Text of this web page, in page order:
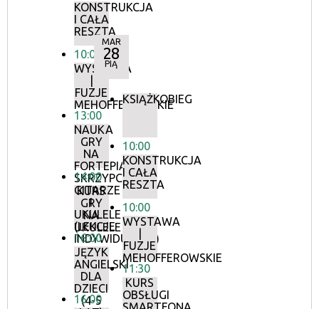
KONSTRUKCJA
I CAŁA
RESZTA
10:00
WYSTAWA
FUZJE
MEHOFFEROWSKIE
13:00
NAUKA
GRY
NA
FORTEPIANIE,
SKRZYPCACH,
GITARZE
I
UKULELE
(LEKCJE
INDYWIDUALNE)
14:00
KURS
GRY
NA
UKULELE
16:00
JĘZYK
ANGIELSKI
DLA
DZIECI
(4-5
16:00
MAR
28
PIĄ
KSIĄŻKOBIEG
10:00
KONSTRUKCJA
I CAŁA
RESZTA
10:00
WYSTAWA
FUZJE
MEHOFFEROWSKIE
11:30
KURS
OBSŁUGI